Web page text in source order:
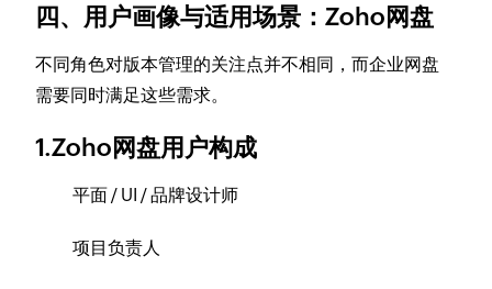
四、用户画像与适用场景：Zoho网盘
不同角色对版本管理的关注点并不相同，而企业网盘
需要同时满足这些需求。
1.Zoho网盘用户构成
平面 / UI / 品牌设计师
项目负责人